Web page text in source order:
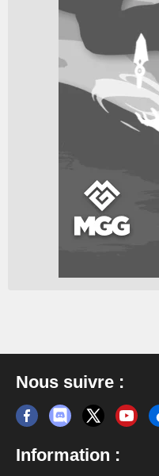
Nous suivre :
Information :